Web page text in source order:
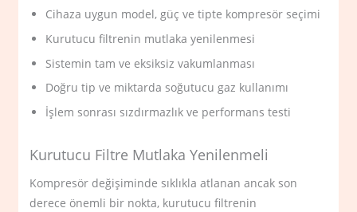
Cihaza uygun model, güç ve tipte kompresör seçimi
Kurutucu filtrenin mutlaka yenilenmesi
Sistemin tam ve eksiksiz vakumlanması
Doğru tip ve miktarda soğutucu gaz kullanımı
İşlem sonrası sızdırmazlık ve performans testi
Kurutucu Filtre Mutlaka Yenilenmeli
Kompresör değişiminde sıklıkla atlanan ancak son
derece önemli bir nokta, kurutucu filtrenin